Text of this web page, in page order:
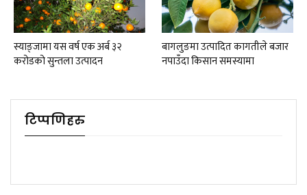
स्याङ्जामा यस वर्ष एक अर्ब ३२
करोडको सुन्तला उत्पादन
बागलुङमा उत्पादित कागतीले बजार
नपाउँदा किसान समस्यामा
टिप्पणिहरु